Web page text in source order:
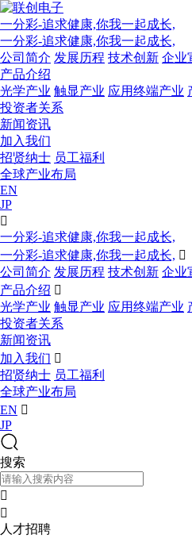
一分彩-追求健康,你我一起成长,
一分彩-追求健康,你我一起成长,
公司简介 发展历程 技术创新 企业
产品介绍
光学产业 触显产业 应用终端产业
投资者关系
新闻资讯
加入我们
招贤纳士 员工福利
全球产业布局
EN
JP

一分彩-追求健康,你我一起成长,
一分彩-追求健康,你我一起成长, 
公司简介 发展历程 技术创新 企业
产品介绍 
光学产业 触显产业 应用终端产业
投资者关系
新闻资讯
加入我们 
招贤纳士 员工福利
全球产业布局
EN 
JP
搜索


人才招聘